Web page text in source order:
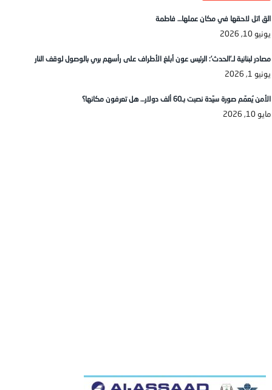
الق اتل لاحقها في مكان عملها… فاطمة
يونيو 10, 2026
مصادر لبنانية لـ’الحدث’: الرئيس عون أبلغ الأطراف على رأسهم بري بالوصول لوقف النار
يونيو 1, 2026
الأمن يُعمّم صورة سيّدة نصبت بـ60 ألف دولار… هل تعرفون مكانها؟
مايو 10, 2026